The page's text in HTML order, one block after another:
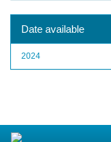
Date available
2024